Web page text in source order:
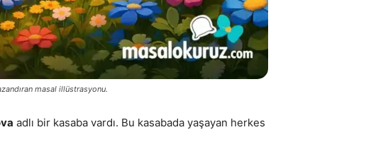
masal illüstrasyonu.
adlı bir kasaba vardı. Bu kasabada yaşayan herkes